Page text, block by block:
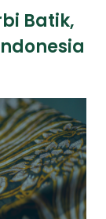
Batik,